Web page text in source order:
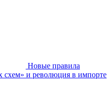
Новые правила
схем» и революция в импорте